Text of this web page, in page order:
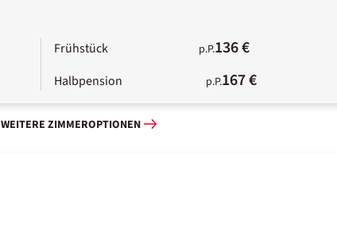
Frühstück p.P.136 €
Halbpension p.P.167 €
WEITERE ZIMMEROPTIONEN